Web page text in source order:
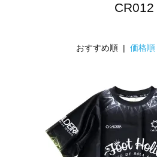
CR012
おすすめ順 | 価格順